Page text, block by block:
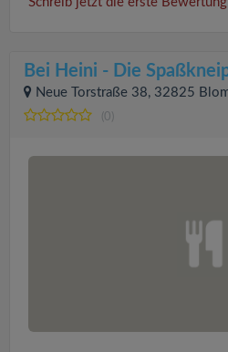
Bei Heini - Die
Neue Torstraße 38, 32825
(0)